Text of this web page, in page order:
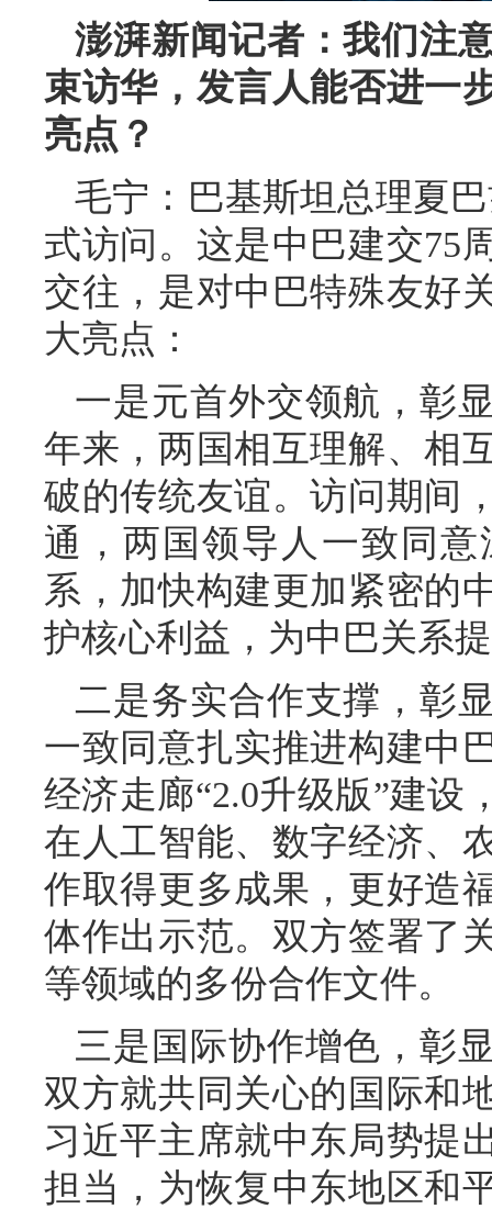
澎湃新闻记者：我们注
束访华，发言人能否进一
亮点？
毛宁：巴基斯坦总理夏
式访问。这是中巴建交75
交往，是对中巴特殊友好
大亮点：
一是元首外交领航，彰
年来，两国相互理解、相
破的传统友谊。访问期间
通，两国领导人一致同
系，加快构建更加紧密的
护核心利益，为中巴关系
二是务实合作支撑，彰
一致同意扎实推进构建中
经济走廊“2.0升级版”建设
在人工智能、数字经济、
作取得更多成果，更好造
体作出示范。双方签署了
等领域的多份合作文件。
三是国际协作增色，彰
双方就共同关心的国际和
习近平主席就中东局势提
担当，为恢复中东地区和